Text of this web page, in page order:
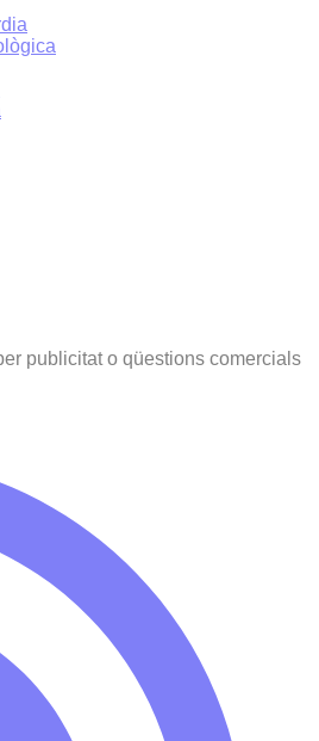
publicitat o qüestions comercials